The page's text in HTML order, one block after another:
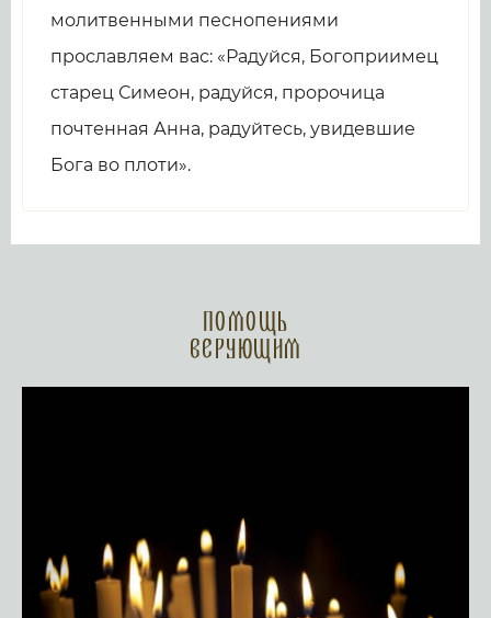
молитвенными песнопениями
прославляем вас: «Радуйся, Богоприимец
старец Симеон, радуйся, пророчица
почтенная Анна, радуйтесь, увидевшие
Бога во плоти».
Помощь
верующим